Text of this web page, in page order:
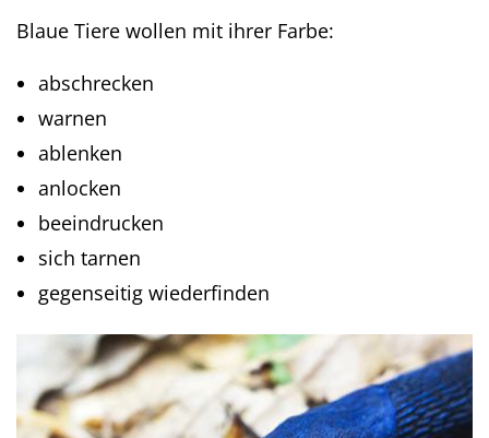
Blaue Tiere wollen mit ihrer Farbe:
abschrecken
warnen
ablenken
anlocken
beeindrucken
sich tarnen
gegenseitig wiederfinden